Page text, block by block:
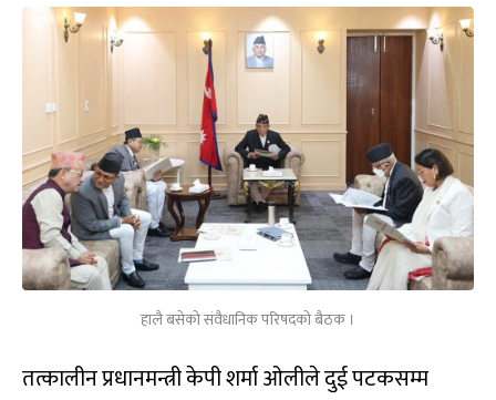
हालै बसेको संवैधानिक परिषदको बैठक ।
तत्कालीन प्रधानमन्त्री केपी शर्मा ओलीले दुई पटकसम्म